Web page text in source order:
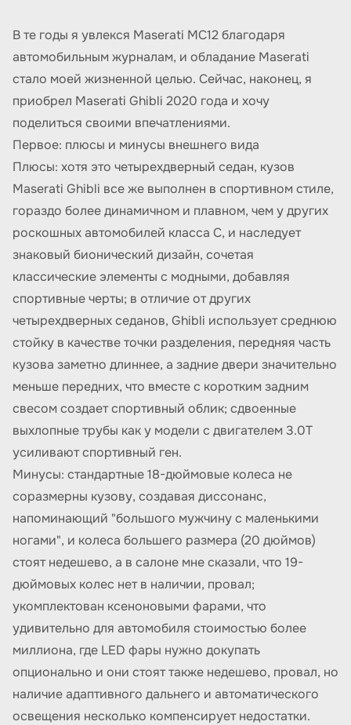
В те годы я увлекся Maserati MC12 благодаря
автомобильным журналам, и обладание Maserati
стало моей жизненной целью. Сейчас, наконец, я
приобрел Maserati Ghibli 2020 года и хочу
поделиться своими впечатлениями.
Первое: плюсы и минусы внешнего вида
Плюсы: хотя это четырехдверный седан, кузов
Maserati Ghibli все же выполнен в спортивном стиле,
гораздо более динамичном и плавном, чем у других
роскошных автомобилей класса C, и наследует
знаковый бионический дизайн, сочетая
классические элементы с модными, добавляя
спортивные черты; в отличие от других
четырехдверных седанов, Ghibli использует среднюю
стойку в качестве точки разделения, передняя часть
кузова заметно длиннее, а задние двери значительно
меньше передних, что вместе с коротким задним
свесом создает спортивный облик; сдвоенные
выхлопные трубы как у модели с двигателем 3.0T
усиливают спортивный ген.
Минусы: стандартные 18-дюймовые колеса не
соразмерны кузову, создавая диссонанс,
напоминающий "большого мужчину с маленькими
ногами", и колеса большего размера (20 дюймов)
стоят недешево, а в салоне мне сказали, что 19-
дюймовых колес нет в наличии, провал;
укомплектован ксеноновыми фарами, что
удивительно для автомобиля стоимостью более
миллиона, где LED фары нужно докупать
опционально и они стоят также недешево, провал, но
наличие адаптивного дальнего и автоматического
освещения несколько компенсирует недостатки.